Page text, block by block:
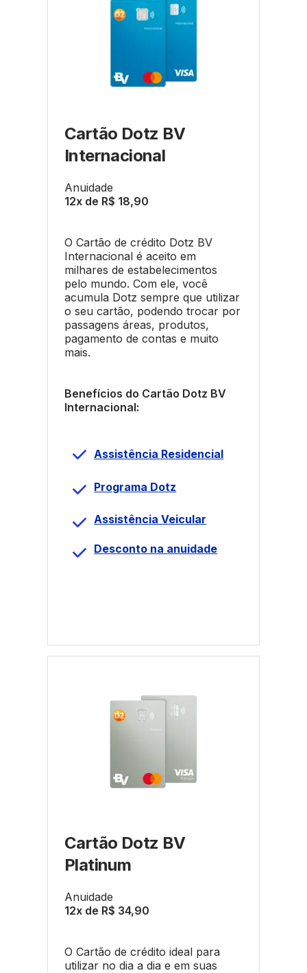
Cartão Dotz BV
Internacional
Anuidade
12x de R$ 18,90
O Cartão de crédito Dotz BV
Internacional é aceito em
milhares de estabelecimentos
pelo mundo. Com ele, você
acumula Dotz sempre que utilizar
o seu cartão, podendo trocar por
passagens áreas, produtos,
pagamento de contas e muito
mais.
Benefícios do Cartão Dotz BV
Internacional:
Assistência Residencial
Programa Dotz
Assistência Veicular
Desconto na anuidade
Cartão Dotz BV
Platinum
Anuidade
12x de R$ 34,90
O Cartão de crédito ideal para
utilizar no dia a dia e em suas